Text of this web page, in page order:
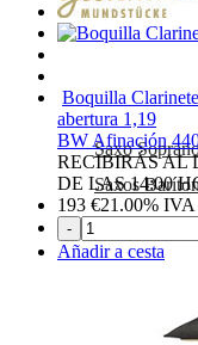
Saxo
Saxos
Boquilla
abertura 1,19
BW Afinación
RECIBIRÁS AL
DE LAS 14:00
193 €21.00% IVA
-
Añadir a cesta
Suscríbete y